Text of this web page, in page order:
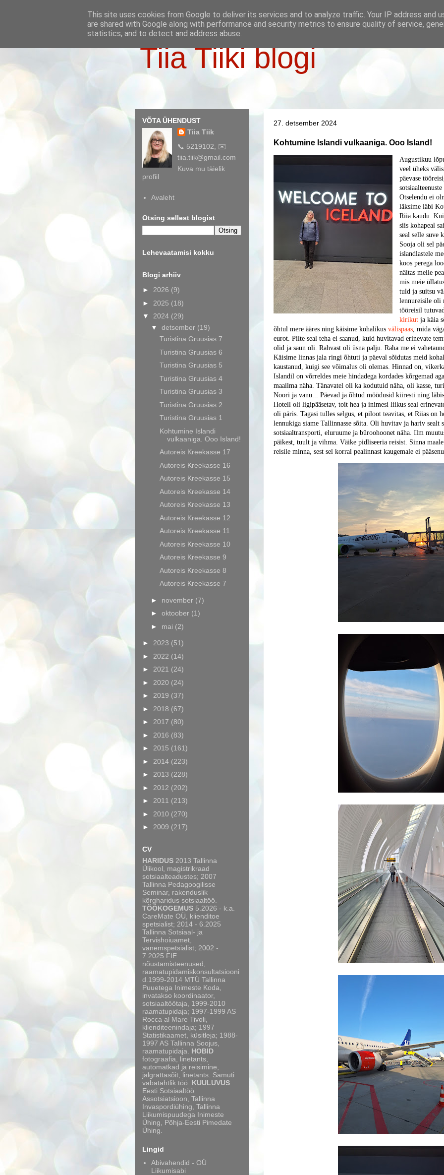
Tiia Tiiki blogi
27. detsember 2024
Kohtumine Islandi vulkaaniga. Ooo Island!
Augustikuu
veel üheks
päevase
Otselendu ei
läksime läbi
Riia kaudu.
siis kohapeal
seal selle suve
Sooja oli sel
islandlastele
koos perega
näitas meile
mis meie
tuld ja suitsu
lennureisile oli
tööreisil
kirikut ja käia
õhtul mere ääres ning käisime kohalikus välispaas, mida
eurot. Pilte seal teha ei saanud, kuid huvitavad erinevate
olid ja saun oli. Rahvast oli üsna palju. Raha me ei
Käisime linnas jala ringi õhtuti ja päeval sõidutas meid
kaustanud, kuigi see võimalus oli olemas. Hinnad on,
Islandil on võrreldes meie hindadega kordades kõrgemad
maailma näha. Tänavatel oli ka kodutuid näha, oli kasse,
Noori ja vanu... Päevad ja õhtud möödusid kiiresti ning
Hotell oli ligipääsetav, toit hea ja inimesi liikus seal
oli päris. Tagasi tulles selgus, et piloot teavitas, et Riias on
lennukiga siame Tallinnasse sõita. Oli huvitav ja hariv sealt
sotsiaaltransporti, eluruume ja büroohoonet näha. Ilm
päikest, tuult ja vihma. Väike pidliseeria reisist. Sinna
reisile minna, sest sel korral pealinnast kaugemale ei
VÕTA ÜHENDUST
Tiia Tiik
📞 5219102, ✉️
tiia.tiik@gmail.com
Kuva mu täielik
profiil
Avaleht
Otsing sellest blogist
Lehevaatamisi kokku
Blogi arhiiv
► 2026 (9)
► 2025 (18)
▼ 2024 (29)
▼ detsember (19)
Turistina Gruusias 7
Turistina Gruusias 6
Turistina Gruusias 5
Turistina Gruusias 4
Turistina Gruusias 3
Turistina Gruusias 2
Turistina Gruusias 1
Kohtumine Islandi
vulkaaniga. Ooo Island!
Autoreis Kreekasse 17
Autoreis Kreekasse 16
Autoreis Kreekasse 15
Autoreis Kreekasse 14
Autoreis Kreekasse 13
Autoreis Kreekasse 12
Autoreis Kreekasse 11
Autoreis Kreekasse 10
Autoreis Kreekasse 9
Autoreis Kreekasse 8
Autoreis Kreekasse 7
► november (7)
► oktoober (1)
► mai (2)
► 2023 (51)
► 2022 (14)
► 2021 (24)
► 2020 (24)
► 2019 (37)
► 2018 (67)
► 2017 (80)
► 2016 (83)
► 2015 (161)
► 2014 (223)
► 2013 (228)
► 2012 (202)
► 2011 (213)
► 2010 (270)
► 2009 (217)
CV
HARIDUS 2013 Tallinna
Ülikool, magistrikraad
sotsiaalteadustes; 2007
Tallinna Pedagoogilisse
Seminar, rakenduslik
kõrgharidus sotsiaaltöö.
TÖÖKOGEMUS 5.2026 - k.a.
CareMate OÜ, klienditoe
spetsialist; 2014 - 6.2025
Tallinna Sotsiaal- ja
Tervishoiuamet,
vanemspetsialist; 2002 -
7.2025 FIE
nõustamisteenused,
raamatupidamiskonsultatsiooni
d.1999-2014 MTÜ Tallinna
Puuetega Inimeste Koda,
invatakso koordinaator,
sotsiaaltöötaja, 1999-2010
raamatupidaja; 1997-1999 AS
Rocca al Mare Tivoli,
klienditeenindaja; 1997
Statistikaamet, küsitleja; 1988-
1997 AS Tallinna Soojus,
raamatupidaja. HOBID
fotograafia, linetants,
automatkad ja reisimine,
jalgrattasõit, linetants. Samuti
vabatahtlik töö. KUULUVUS
Eesti Sotsiaaltöö
Assotsiatsioon, Tallinna
Invaspordiühing, Tallinna
Liikumispuudega Inimeste
Ühing, Põhja-Eesti Pimedate
Ühing.
Lingid
Abivahendid - OÜ
Liikumisabi
This site uses cookies from Google to deliver its services and to analyze traffic. Your IP address and
are shared with Google along with performance and security metrics to ensure quality of service,
statistics, and to detect and address abuse.